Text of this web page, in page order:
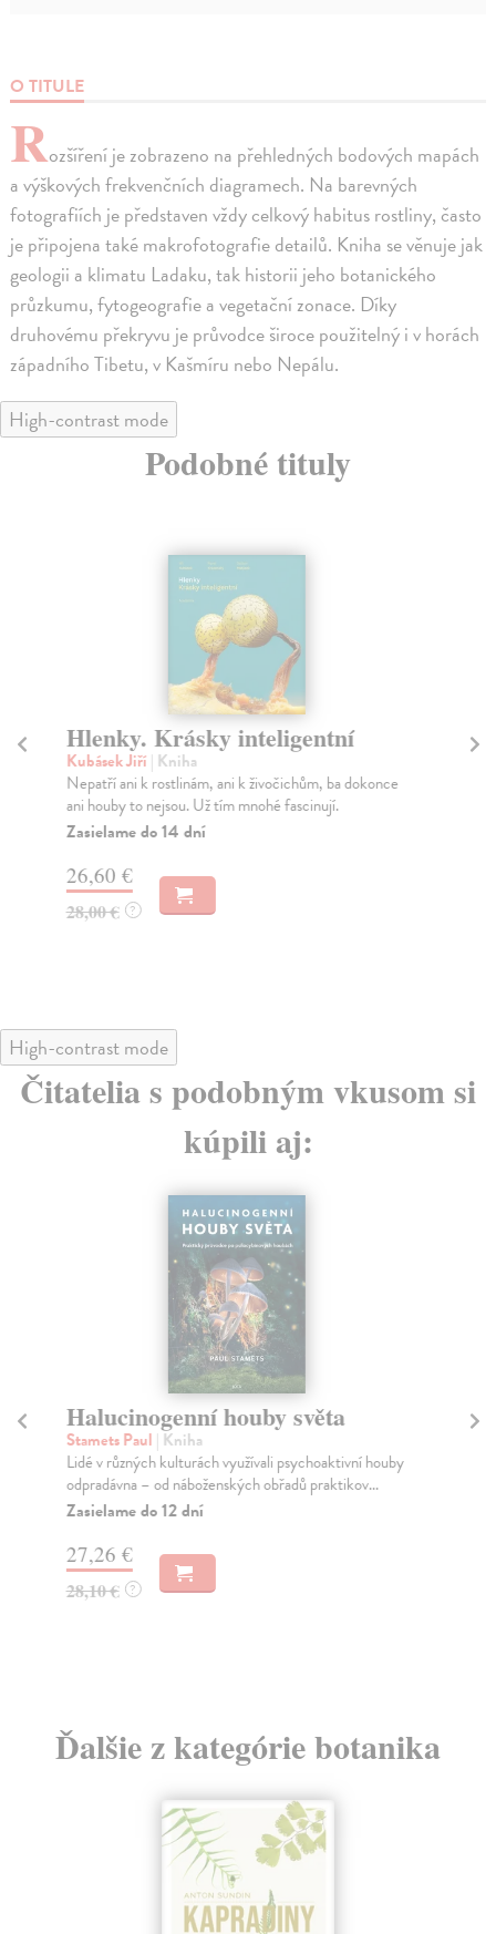
O TITULE
Rozšíření je zobrazeno na přehledných bodových mapách
a výškových frekvenčních diagramech. Na barevných
fotografiích je představen vždy celkový habitus rostliny, často
je připojena také makrofotografie detailů. Kniha se věnuje jak
geologii a klimatu Ladaku, tak historii jeho botanického
průzkumu, fytogeografie a vegetační zonace. Díky
druhovému překryvu je průvodce široce použitelný i v horách
západního Tibetu, v Kašmíru nebo Nepálu.
High-contrast mode
Podobné tituly
Hlenky. Krásky inteligentní
Kubásek Jiří | Kniha
Nepatří ani k rostlinám, ani k živočichům, ba dokonce
ani houby to nejsou. Už tím mnohé fascinují.
Zasielame do 14 dní
26,60 €
28,00 € ?
High-contrast mode
Čitatelia s podobným vkusom si
kúpili aj:
Halucinogenní houby světa
Stamets Paul | Kniha
Lidé v různých kulturách využívali psychoaktivní houby
odpradávna – od náboženských obřadů praktikov...
Zasielame do 12 dní
27,26 €
28,10 € ?
Ďalšie z kategórie botanika